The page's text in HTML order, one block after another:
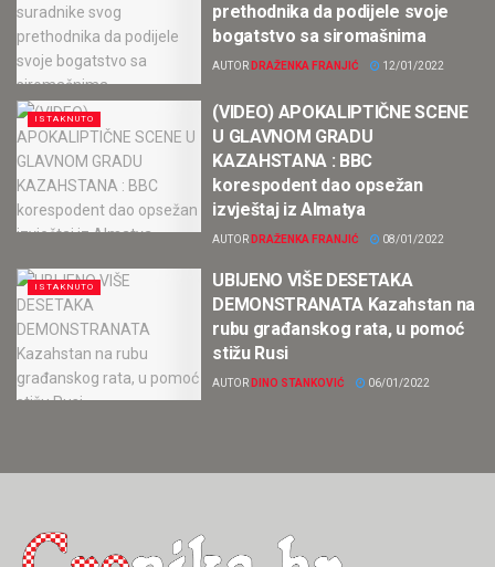
prethodnika da podijele svoje
bogatstvo sa siromašnima
AUTOR DRAŽENKA FRANJIĆ 12/01/2022
ISTAKNUTO
(VIDEO) APOKALIPTIČNE SCENE
U GLAVNOM GRADU
KAZAHSTANA : BBC
korespodent dao opsežan
izvještaj iz Almatya
AUTOR DRAŽENKA FRANJIĆ 08/01/2022
ISTAKNUTO
UBIJENO VIŠE DESETAKA
DEMONSTRANATA Kazahstan na
rubu građanskog rata, u pomoć
stižu Rusi
AUTOR DINO STANKOVIĆ 06/01/2022